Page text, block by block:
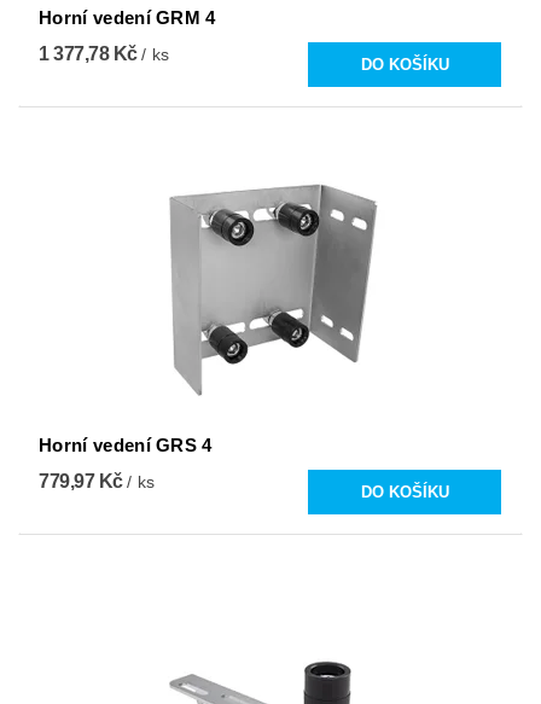
Horní vedení GRM 4
1 377,78 Kč/ ks
Horní vedení GRS 4
779,97 Kč/ ks